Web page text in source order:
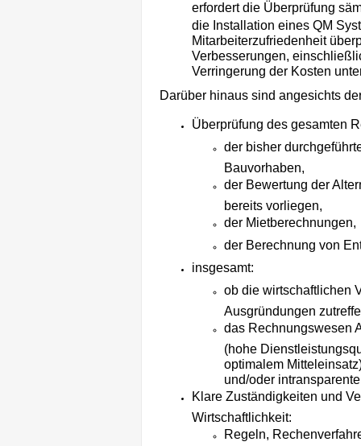
erfordert die Überprüfung
die Installation eines QM
Mitarbeiterzufriedenheit
Verbesserungen,
Verringerung der Kosten
Darüber hinaus sind angesichts
Überprüfung des gesamten
der bisher
Bauvorhaben,
der Bewertung der
bereits vorliegen,
der Mietberechnungen,
der Berechnung von
insgesamt:
ob die wirtschaftlichen
Ausgründungen
das Rechnungswesen
(hohe
optimalem
und/oder
Klare Zuständigkeiten und
Wirtschaftlichkeit:
Regeln,